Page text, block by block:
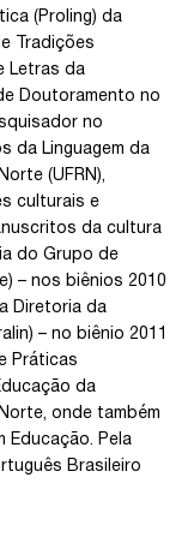
(Proling) da
Tradições
Letras da
Doutoramento no
no
da Linguagem da
(UFRN),
culturais e
da cultura
do Grupo de
– nos biênios 2010
Diretoria da
– no biênio 2011
Práticas
da
onde também
Educação. Pela
Brasileiro